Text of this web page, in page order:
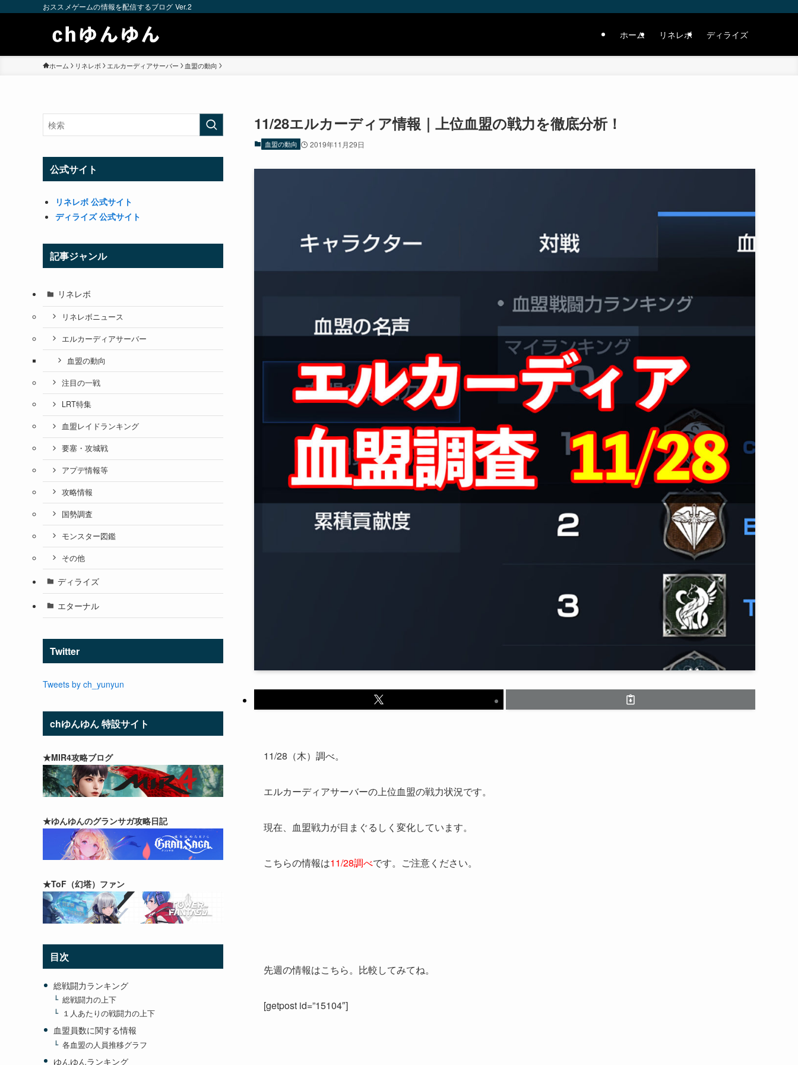
おススメゲームの情報を配信するブログ Ver.2
ホーム リネレボ ディライズ
ホーム リネレボ エルカーディアサーバー 血盟の動向
11/28エルカーディア情報｜上位血盟の戦力を徹底分析！
血盟の動向 2019年11月29日
11/28（木）調べ。
エルカーディアサーバーの上位血盟の戦力状況です。
現在、血盟戦力が目まぐるしく変化しています。
こちらの情報は11/28調べです。ご注意ください。
先週の情報はこちら。比較してみてね。
[getpost id=”15104″]
公式サイト
リネレボ 公式サイト
ディライズ 公式サイト
記事ジャンル
リネレボ
リネレボニュース
エルカーディアサーバー
血盟の動向
注目の一戦
LRT特集
血盟レイドランキング
要塞・攻城戦
アプデ情報等
攻略情報
国勢調査
モンスター図鑑
その他
ディライズ
エターナル
Twitter
Tweets by ch_yunyun
chゆんゆん 特設サイト
★MIR4攻略ブログ
★ゆんゆんのグランサガ攻略日記
★ToF（幻塔）ファン
目次
総戦闘力ランキング
総戦闘力の上下
１人あたりの戦闘力の上下
血盟員数に関する情報
各血盟の人員推移グラフ
ゆんゆんランキング